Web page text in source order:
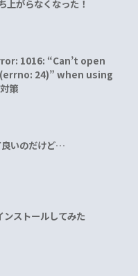
がらなくなった！
1016: “Can’t open
24)” when using
策
いのだけど…
ンストールしてみた